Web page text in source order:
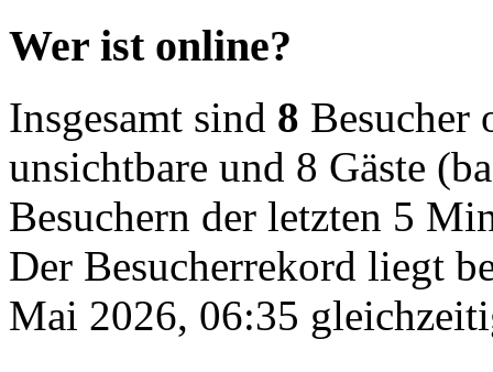
Wer ist online?
Insgesamt sind 8 Besucher
unsichtbare und 8 Gäste
Besuchern der letzten 5
Der Besucherrekord liegt
Mai 2026, 06:35